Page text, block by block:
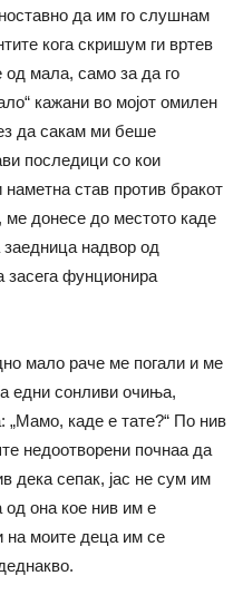
да им го слушнам
кога скришум ги вртев
од мала, само за да го
кажани во мојот омилен
да сакам ми беше
последици со кои
став против бракот
ме донесе до местото каде
надвор од
засега фунционира
мало раче ме погали и ме
едни сонливи очиња,
„Мамо, каде е тате?“ По нив
недоотворени почнаа да
дека сепак, јас не сум им
она кое нив им е
на моите деца им се